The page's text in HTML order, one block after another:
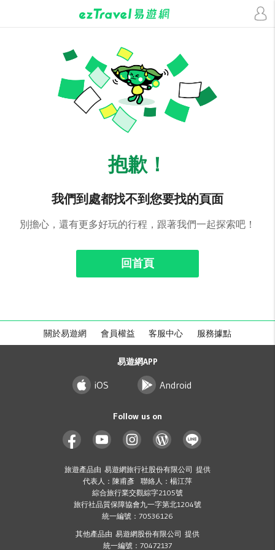
抱歉！
我們到處都找不到您要找的頁面
別擔心，還有更多好玩的行程，跟著我們一起探索吧！
回首頁
關於易遊網 會員權益 客服中心 服務據點
易遊網APP
iOS Android
Follow us on
旅遊產品由 易遊網旅行社股份有限公司 提供
代表人：陳甫彥 聯絡人：楊江萍
綜合旅行業交觀綜字2105號
旅行社品質保障協會九一字第北1204號
統一編號：70536126
其他產品由 易遊網股份有限公司 提供
統一編號：70472137